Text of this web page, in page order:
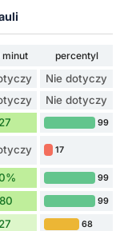
minut
percentyl
Nie dotyczy
Nie dotyczy
99
17
99
99
68